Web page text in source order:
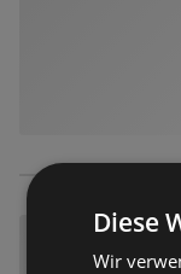
Diese
Wir